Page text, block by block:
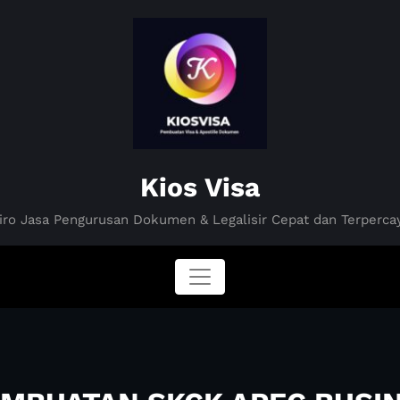
Kios Visa
Jasa Pengurusan Dokumen & Legalisir Cepat dan